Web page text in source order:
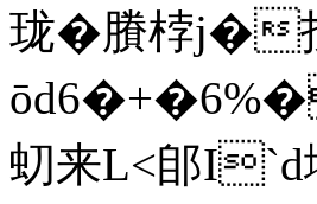
珑�賸桲j�
虭来L<郋